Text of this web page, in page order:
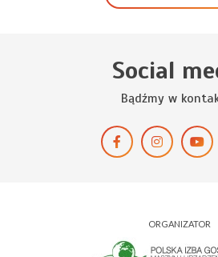
Social
Bądźmy w
ORGANIZATOR